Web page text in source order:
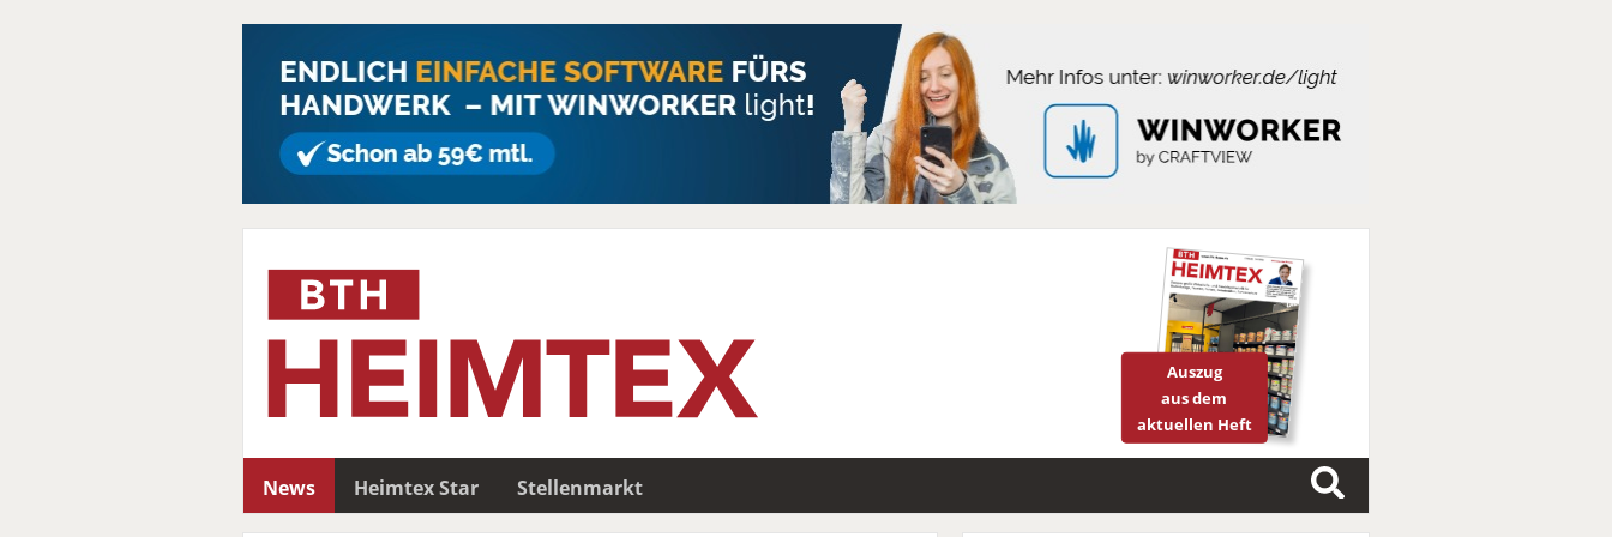
Auszug
aus dem
aktuellen Heft
News Heimtex Star
Stellenmarkt
S